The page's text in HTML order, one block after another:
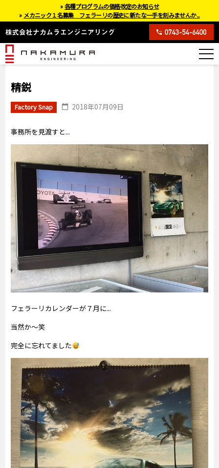
精鋭
Factory Snap 2018年07月09日
事務所を見渡すと...
フェラーリカレンダーが７月に...
当然か～笑
完全に忘れてました
»各種プログラムの価格改定のお知らせ
» メカニック１名募集 フェラーリの歴史に新たな一手を刻みませんか...